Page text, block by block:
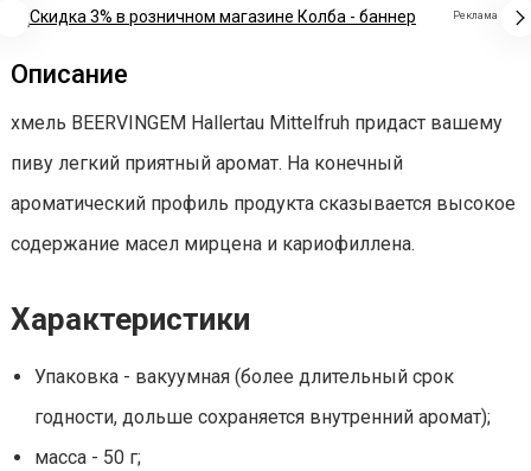
Реклама
Описание
хмель BEERVINGEM Hallertau Mittelfruh придаст вашему
пиву легкий приятный аромат. На конечный
ароматический профиль продукта сказывается высокое
содержание масел мирцена и кариофиллена.
Характеристики
Упаковка - вакуумная (более длительный срок
годности, дольше сохраняется внутренний аромат);
масса - 50 г;